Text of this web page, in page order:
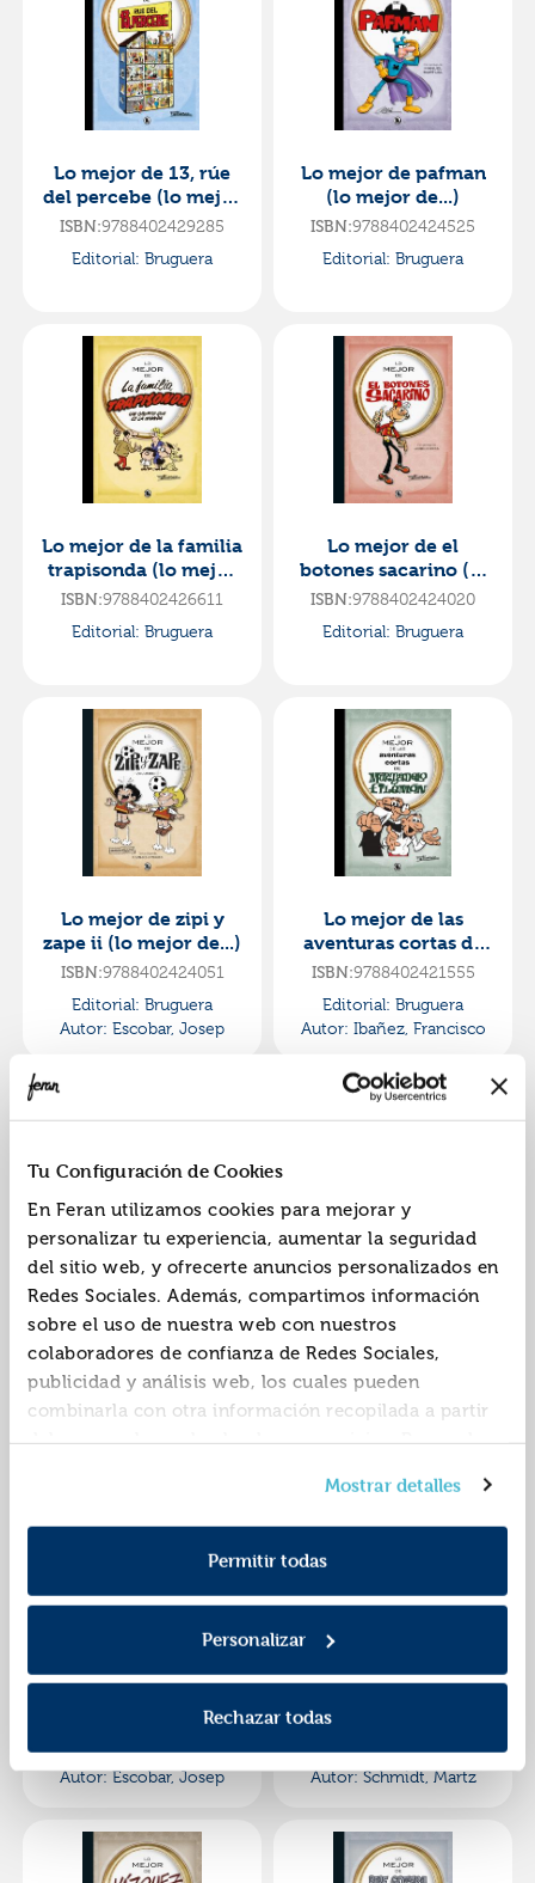
Tu Configuración de Cookies
En Feran utilizamos cookies para mejorar y
personalizar tu experiencia, aumentar la seguridad
del sitio web, y ofrecerte anuncios personalizados en
Redes Sociales. Además, compartimos información
sobre el uso de nuestra web con nuestros
colaboradores de confianza de Redes Sociales,
publicidad y análisis web, los cuales pueden
combinarla con otra información recopilada a partir
del uso que hayas hecho de sus servicios. Recuerda
consentimiento en cualquier momento. Para más
información consulta laPolítica de Cookiesy la
Política de Privacidad.
Mostrar detalles
Permitir todas
Personalizar
Rechazar todas
Lo mejor de 13, rúe
del percebe (lo mejor
de...)
ISBN:9788402429285
Editorial: Bruguera
Lo mejor de pafman
(lo mejor de...)
ISBN:9788402424525
Editorial: Bruguera
Lo mejor de la familia
trapisonda (lo mejor
de...)
ISBN:9788402426611
Editorial: Bruguera
Lo mejor de el
botones sacarino (lo
mejor de...)
ISBN:9788402424020
Editorial: Bruguera
Lo mejor de zipi y
zape ii (lo mejor de...)
ISBN:9788402424051
Editorial: Bruguera
Autor: Escobar, Josep
Lo mejor de las
aventuras cortas de
mortadelo y filemón
ISBN:9788402421555
Editorial: Bruguera
Autor: Ibañez, Francisco
Lo mejor de
rigoberto picaporte
(lo mejor de...)
ISBN:9788402423313
Editorial: Bruguera
Autor:Segura, Robert
Lo mejor de la familia
ulises (lo mejor de...)
ISBN:9788402423191
Editorial:Bruguera
Autor:Benejam
9788402423498
Editorial:Bruguera
Autor:Escobar, Josep
ISBN:
Editorial:Bruguera
Autor:Schmidt, Martz